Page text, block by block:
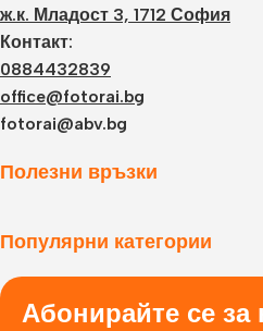
ж.к. Младост 3, 1712 София
Контакт:
0884432839
office@fotorai.bg
fotorai@abv.bg
Полезни връзки
Популярни категории
Абонирайте се